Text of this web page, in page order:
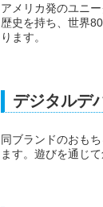
アメリカ発のユニ
歴史を持ち、世界
ります。
デジタルデ
同ブランドのおも
ます。遊びを通じ